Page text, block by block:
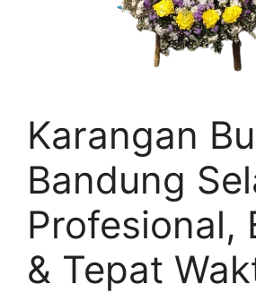
Karangan
Bandung
Profesional,
& Tepat